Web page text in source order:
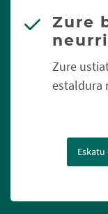
Zure
Zure
estaldura